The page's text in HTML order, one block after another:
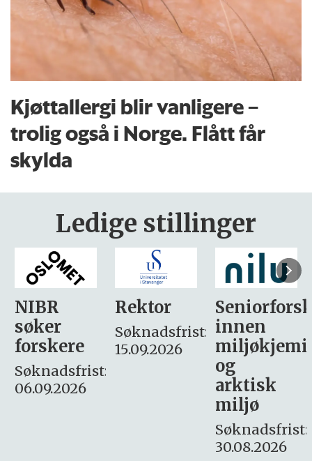
Kjøttallergi blir vanligere –
trolig også i Norge. Flått får
skylda
Ledige stillinger
Rektor
Søknadsfrist:
15.09.2026
Seniorforsker
innen
miljøkjemi
søker
– fast
Søknadsfrist:
16. august.